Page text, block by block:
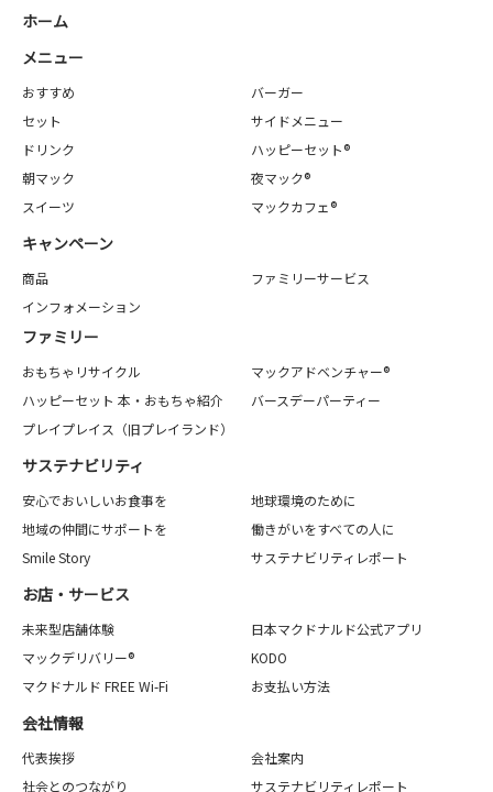
ホーム
メニュー
おすすめ
バーガー
セット
サイドメニュー
ドリンク
ハッピーセット®
朝マック
夜マック®
スイーツ
マックカフェ®
キャンペーン
商品
ファミリーサービス
インフォメーション
ファミリー
おもちゃリサイクル
マックアドベンチャー®
ハッピーセット 本・おもちゃ紹介
バースデーパーティー
プレイプレイス（旧プレイランド）
サステナビリティ
安心でおいしいお食事を
地球環境のために
地域の仲間にサポートを
働きがいをすべての人に
Smile Story
サステナビリティレポート
お店・サービス
未来型店舗体験
日本マクドナルド公式アプリ
マックデリバリー®
KODO
マクドナルド FREE Wi-Fi
お支払い方法
会社情報
代表挨拶
会社案内
社会とのつながり
サステナビリティレポート